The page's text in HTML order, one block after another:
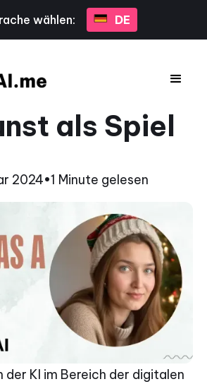
wählen: DE
als Spiel
2024•1 Minute gelesen
der KI im Bereich der digitalen